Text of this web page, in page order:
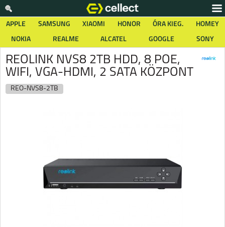
APPLE SAMSUNG XIAOMI HONOR ÓRA KIEG.
HOMEY
NOKIA
REALME ALCATEL GOOGLE SONY
REOLINK NVS8 2TB HDD, 8 POE,
WIFI, VGA-HDMI, 2 SATA KÖZPONT
REO-NVS8-2TB